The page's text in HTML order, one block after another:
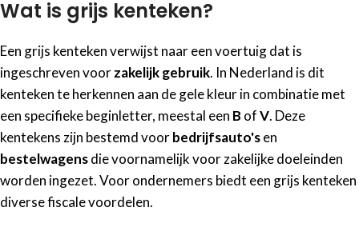
Wat is grijs kenteken?
Een grijs kenteken verwijst naar een voertuig dat is
ingeschreven voorzakelijk gebruik. In Nederland is dit
kenteken te herkennen aan de gele kleur in combinatie met
een specifieke beginletter, meestal een B ofV. Deze
kentekens zijn bestemd voorbedrijfsauto'sen
bestelwagensdie voornamelijk voor zakelijke doeleinden
worden ingezet. Voor ondernemers biedt een grijs kenteken
diverse fiscale voordelen.